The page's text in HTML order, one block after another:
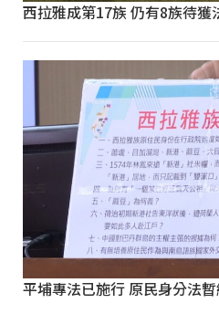
西拉雅成第17族 仍有8族待獲
平埔專法已施行 原民身分法